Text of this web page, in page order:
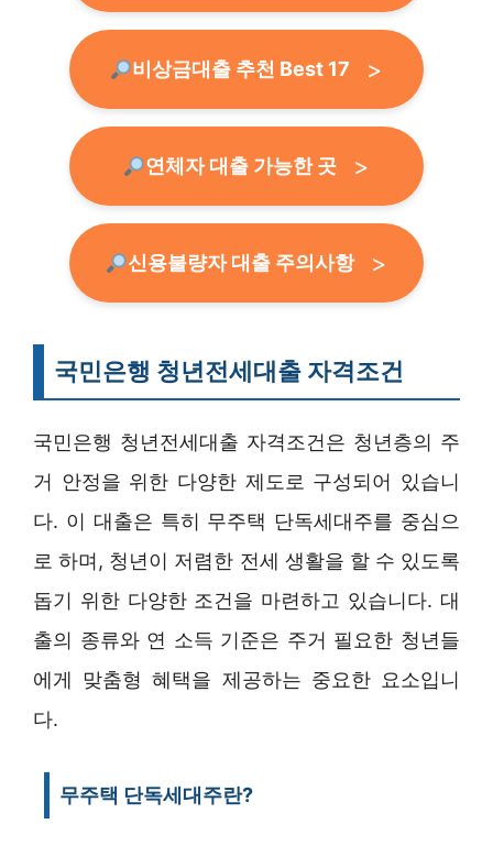
비상금대출 추천 Best 17
연체자 대출 가능한 곳
신용불량자 대출 주의사항
국민은행 청년전세대출 자격조건
국민은행 청년전세대출 자격조건은 청년층의 주
거 안정을 위한 다양한 제도로 구성되어 있습니
다. 이 대출은 특히 무주택 단독세대주를 중심으
로 하며, 청년이 저렴한 전세 생활을 할 수 있도록
돕기 위한 다양한 조건을 마련하고 있습니다. 대
출의 종류와 연 소득 기준은 주거 필요한 청년들
에게 맞춤형 혜택을 제공하는 중요한 요소입니
다.
무주택 단독세대주란?